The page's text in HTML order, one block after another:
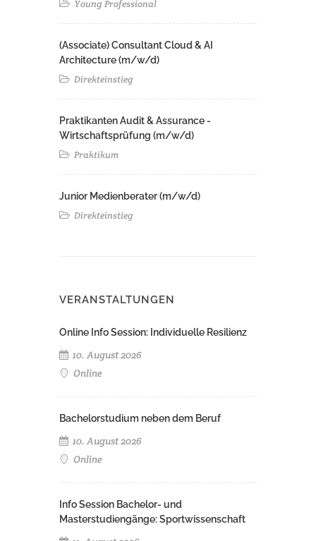
Young Professional
(Associate) Consultant Cloud & AI
Architecture (m/w/d)​ ​
Direkteinstieg
Praktikanten Audit & Assurance -
Wirtschaftsprüfung (m/w/d)
Praktikum
Junior Medienberater (m/w/d)
Direkteinstieg
VERANSTALTUNGEN
Online Info Session: Individuelle Resilienz
10. August 2026
Online
Bachelorstudium neben dem Beruf
10. August 2026
Online
Info Session Bachelor- und
Masterstudiengänge: Sportwissenschaft